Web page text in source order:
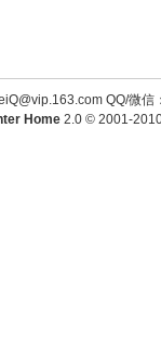
QQ/微信
Home 2.0© 2001-